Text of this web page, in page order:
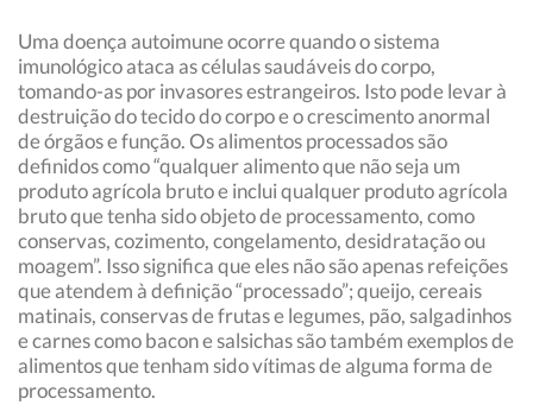
Uma doença autoimune ocorre quando o sistema
imunológico ataca as células saudáveis ​​do corpo,
tomando-as por invasores estrangeiros. Isto pode levar à
destruição do tecido do corpo e o crescimento anormal
de órgãos e função. Os alimentos processados ​​são
definidos como “qualquer alimento que não seja um
produto agrícola bruto e inclui qualquer produto agrícola
bruto que tenha sido objeto de processamento, como
conservas, cozimento, congelamento, desidratação ou
moagem”. Isso significa que eles não são apenas refeições
que atendem à definição “processado”; queijo, cereais
matinais, conservas de frutas e legumes, pão, salgadinhos
e carnes como bacon e salsichas são também exemplos de
alimentos que tenham sido vítimas de alguma forma de
processamento.